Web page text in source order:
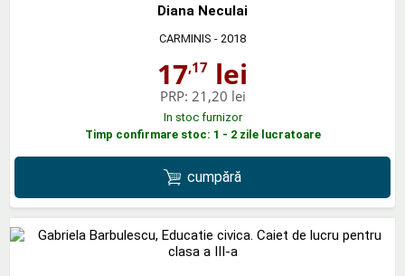
Diana Neculai
CARMINIS - 2018
17,17 lei
PRP: 21,20 lei
In stoc furnizor
Timp confirmare stoc: 1 - 2 zile lucratoare
cumpără